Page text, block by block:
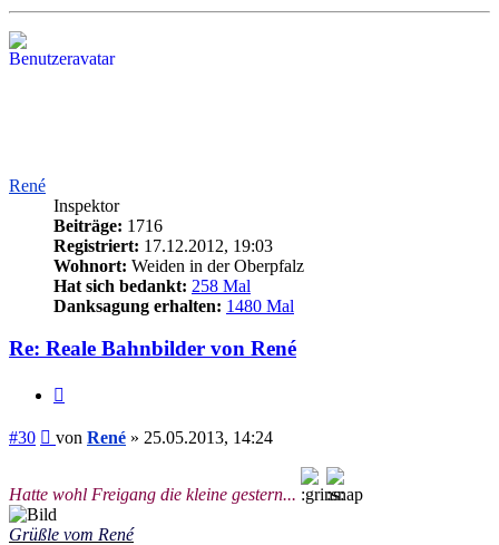
René
Inspektor
Beiträge: 1716
Registriert: 17.12.2012, 19:03
Wohnort: Weiden in der Oberpfalz
Hat sich bedankt: 258 Mal
Danksagung erhalten: 1480 Mal
Re: Reale Bahnbilder von René
#30 Beitrag
von René » 25.05.2013, 14:24
Hatte wohl Freigang die kleine gestern...
Grüßle vom René